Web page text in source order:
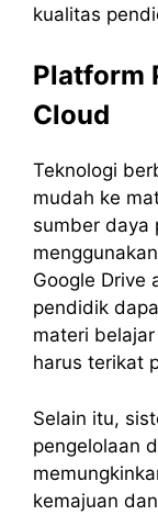
kualitas
Platform
Cloud
Teknologi
mudah ke
sumber daya
Google Drive
pendidik
materi
harus terikat
Selain itu,
pengelolaan
kemajuan